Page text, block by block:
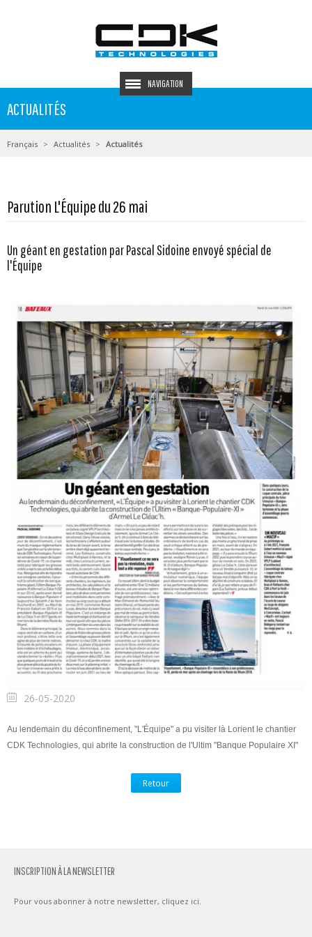
NAVIGATION
ACTUALITÉS
Français Actualités Actualités
Parution L'Équipe du 26 mai
Un géant en gestation par Pascal Sidoine envoyé spécial de
l'Équipe
26-05-2020
Au lendemain du déconfinement, "L'Équipe" a pu visiter là Lorient le chantier
CDK Technologies, qui abrite la construction de l'Ultim "Banque Populaire XI"
Retour
INSCRIPTION À LA NEWSLETTER
Pour vous abonner à notre newsletter, cliquez ici.